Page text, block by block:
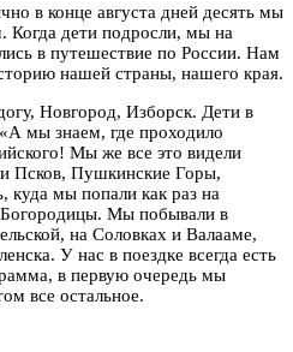
в конце августа дней десять мы
Когда дети подросли, мы на
в путешествие по России. Нам
нашей страны, нашего края.
Новгород, Изборск. Дети в
мы знаем, где проходило
Мы же все это видели
Псков, Пушкинские Горы,
куда мы попали как раз на
Богородицы. Мы побывали в
на Соловках и Валааме,
У нас в поездке всегда есть
в первую очередь мы
все остальное.